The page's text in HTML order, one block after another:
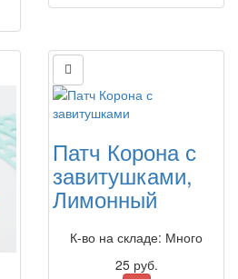
Патч Корона с
завитушками,
Лимонный
К-во на складе: Много
25 руб.